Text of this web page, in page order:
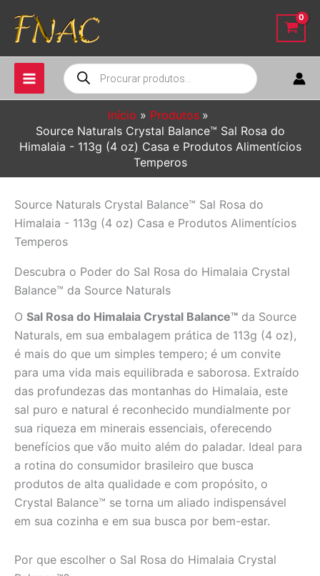
para
conteúdo
Pesquisar
produtos
Início
Produtos
Source Naturals Crystal Balance™ Sal Rosa do
Himalaia - 113g (4 oz) Casa e Produtos Alimentícios
Temperos
Source Naturals Crystal Balance™ Sal Rosa do
Himalaia - 113g (4 oz) Casa e Produtos Alimentícios
Temperos
Descubra o Poder do Sal Rosa do Himalaia Crystal
Balance™ da Source Naturals
O Sal Rosa do Himalaia Crystal Balance™ da Source
Naturals, em sua embalagem prática de 113g (4 oz),
é mais do que um simples tempero; é um convite
para uma vida mais equilibrada e saborosa. Extraído
das profundezas das montanhas do Himalaia, este
sal puro e natural é reconhecido mundialmente por
sua riqueza em minerais essenciais, oferecendo
benefícios que vão muito além do paladar. Ideal para
a rotina do consumidor brasileiro que busca
produtos de alta qualidade e com propósito, o
Crystal Balance™ se torna um aliado indispensável
em sua cozinha e em sua busca por bem-estar.
Por que escolher o Sal Rosa do Himalaia Crystal